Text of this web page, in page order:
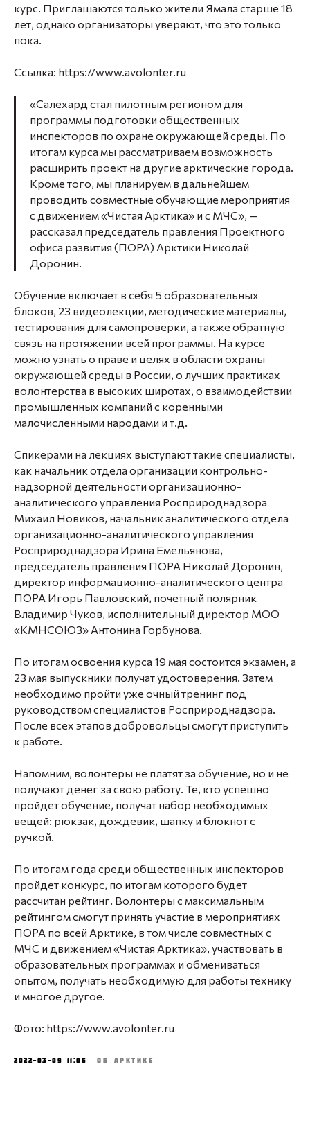
курс. Приглашаются только жители Ямала старше 18
лет, однако организаторы уверяют, что это только
пока.
Ссылка: https://www.avolonter.ru
«Салехард стал пилотным регионом для
программы подготовки общественных
инспекторов по охране окружающей среды. По
итогам курса мы рассматриваем возможность
расширить проект на другие арктические города.
Кроме того, мы планируем в дальнейшем
проводить совместные обучающие мероприятия
с движением «Чистая Арктика» и с МЧС», —
рассказал председатель правления Проектного
офиса развития (ПОРА) Арктики Николай
Доронин.
Обучение включает в себя 5 образовательных
блоков, 23 видеолекции, методические материалы,
тестирования для самопроверки, а также обратную
связь на протяжении всей программы. На курсе
можно узнать о праве и целях в области охраны
окружающей среды в России, о лучших практиках
волонтерства в высоких широтах, о взаимодействии
промышленных компаний с коренными
малочисленными народами и т.д.
Спикерами на лекциях выступают такие специалисты,
как начальник отдела организации контрольно-
надзорной деятельности организационно-
аналитического управления Росприроднадзора
Михаил Новиков, начальник аналитического отдела
организационно-аналитического управления
Росприроднадзора Ирина Емельянова,
председатель правления ПОРА Николай Доронин,
директор информационно-аналитического центра
ПОРА Игорь Павловский, почетный полярник
Владимир Чуков, исполнительный директор МОО
«КМНСОЮЗ» Антонина Горбунова.
По итогам освоения курса 19 мая состоится экзамен, а
23 мая выпускники получат удостоверения. Затем
необходимо пройти уже очный тренинг под
руководством специалистов Росприроднадзора.
После всех этапов добровольцы смогут приступить
к работе.
Напомним, волонтеры не платят за обучение, но и не
получают денег за свою работу. Те, кто успешно
пройдет обучение, получат набор необходимых
вещей: рюкзак, дождевик, шапку и блокнот с
ручкой.
По итогам года среди общественных инспекторов
пройдет конкурс, по итогам которого будет
рассчитан рейтинг. Волонтеры с максимальным
рейтингом смогут принять участие в мероприятиях
ПОРА по всей Арктике, в том числе совместных с
МЧС и движением «Чистая Арктика», участвовать в
образовательных программах и обмениваться
опытом, получать необходимую для работы технику
и многое другое.
Фото: https://www.avolonter.ru
2022-03-09 11:06 ОБ АРКТИКЕ